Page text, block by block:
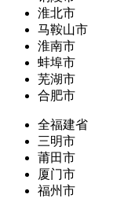
淮北市
马鞍山市
淮南市
蚌埠市
芜湖市
合肥市
全福建省
三明市
莆田市
厦门市
福州市